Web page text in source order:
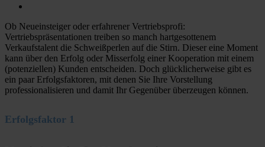
Ob Neueinsteiger oder erfahrener Vertriebsprofi:
Vertriebspräsentationen treiben so manch hartgesottenem
Verkaufstalent die Schweißperlen auf die Stirn. Dieser eine Moment
kann über den Erfolg oder Misserfolg einer Kooperation mit einem
(potenziellen) Kunden entscheiden. Doch glücklicherweise gibt es
ein paar Erfolgsfaktoren, mit denen Sie Ihre Vorstellung
professionalisieren und damit Ihr Gegenüber überzeugen können.
Erfolgsfaktor 1